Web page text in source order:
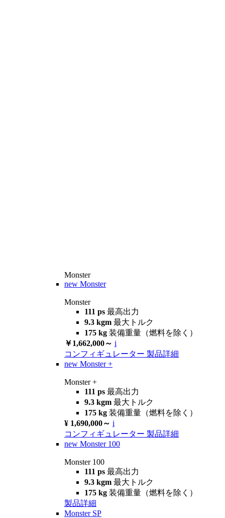
Monster
new Monster
Monster
111 ps 最高出力
9.3 kgm 最大トルク
175 kg 装備重量（燃料を除く）
￥1,662,000～ i
コンフィギュレーター 製品詳細
new Monster +
Monster +
111 ps 最高出力
9.3 kgm 最大トルク
175 kg 装備重量（燃料を除く）
¥ 1,690,000～ i
コンフィギュレーター 製品詳細
new Monster 100
Monster 100
111 ps 最高出力
9.3 kgm 最大トルク
175 kg 装備重量（燃料を除く）
製品詳細
Monster SP